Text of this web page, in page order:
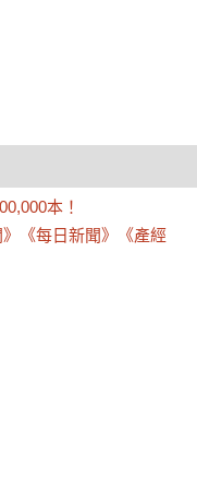
本！
《每日新聞》《產經